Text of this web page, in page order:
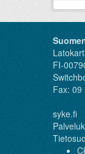
FI-
Fax: 09
syke.fi